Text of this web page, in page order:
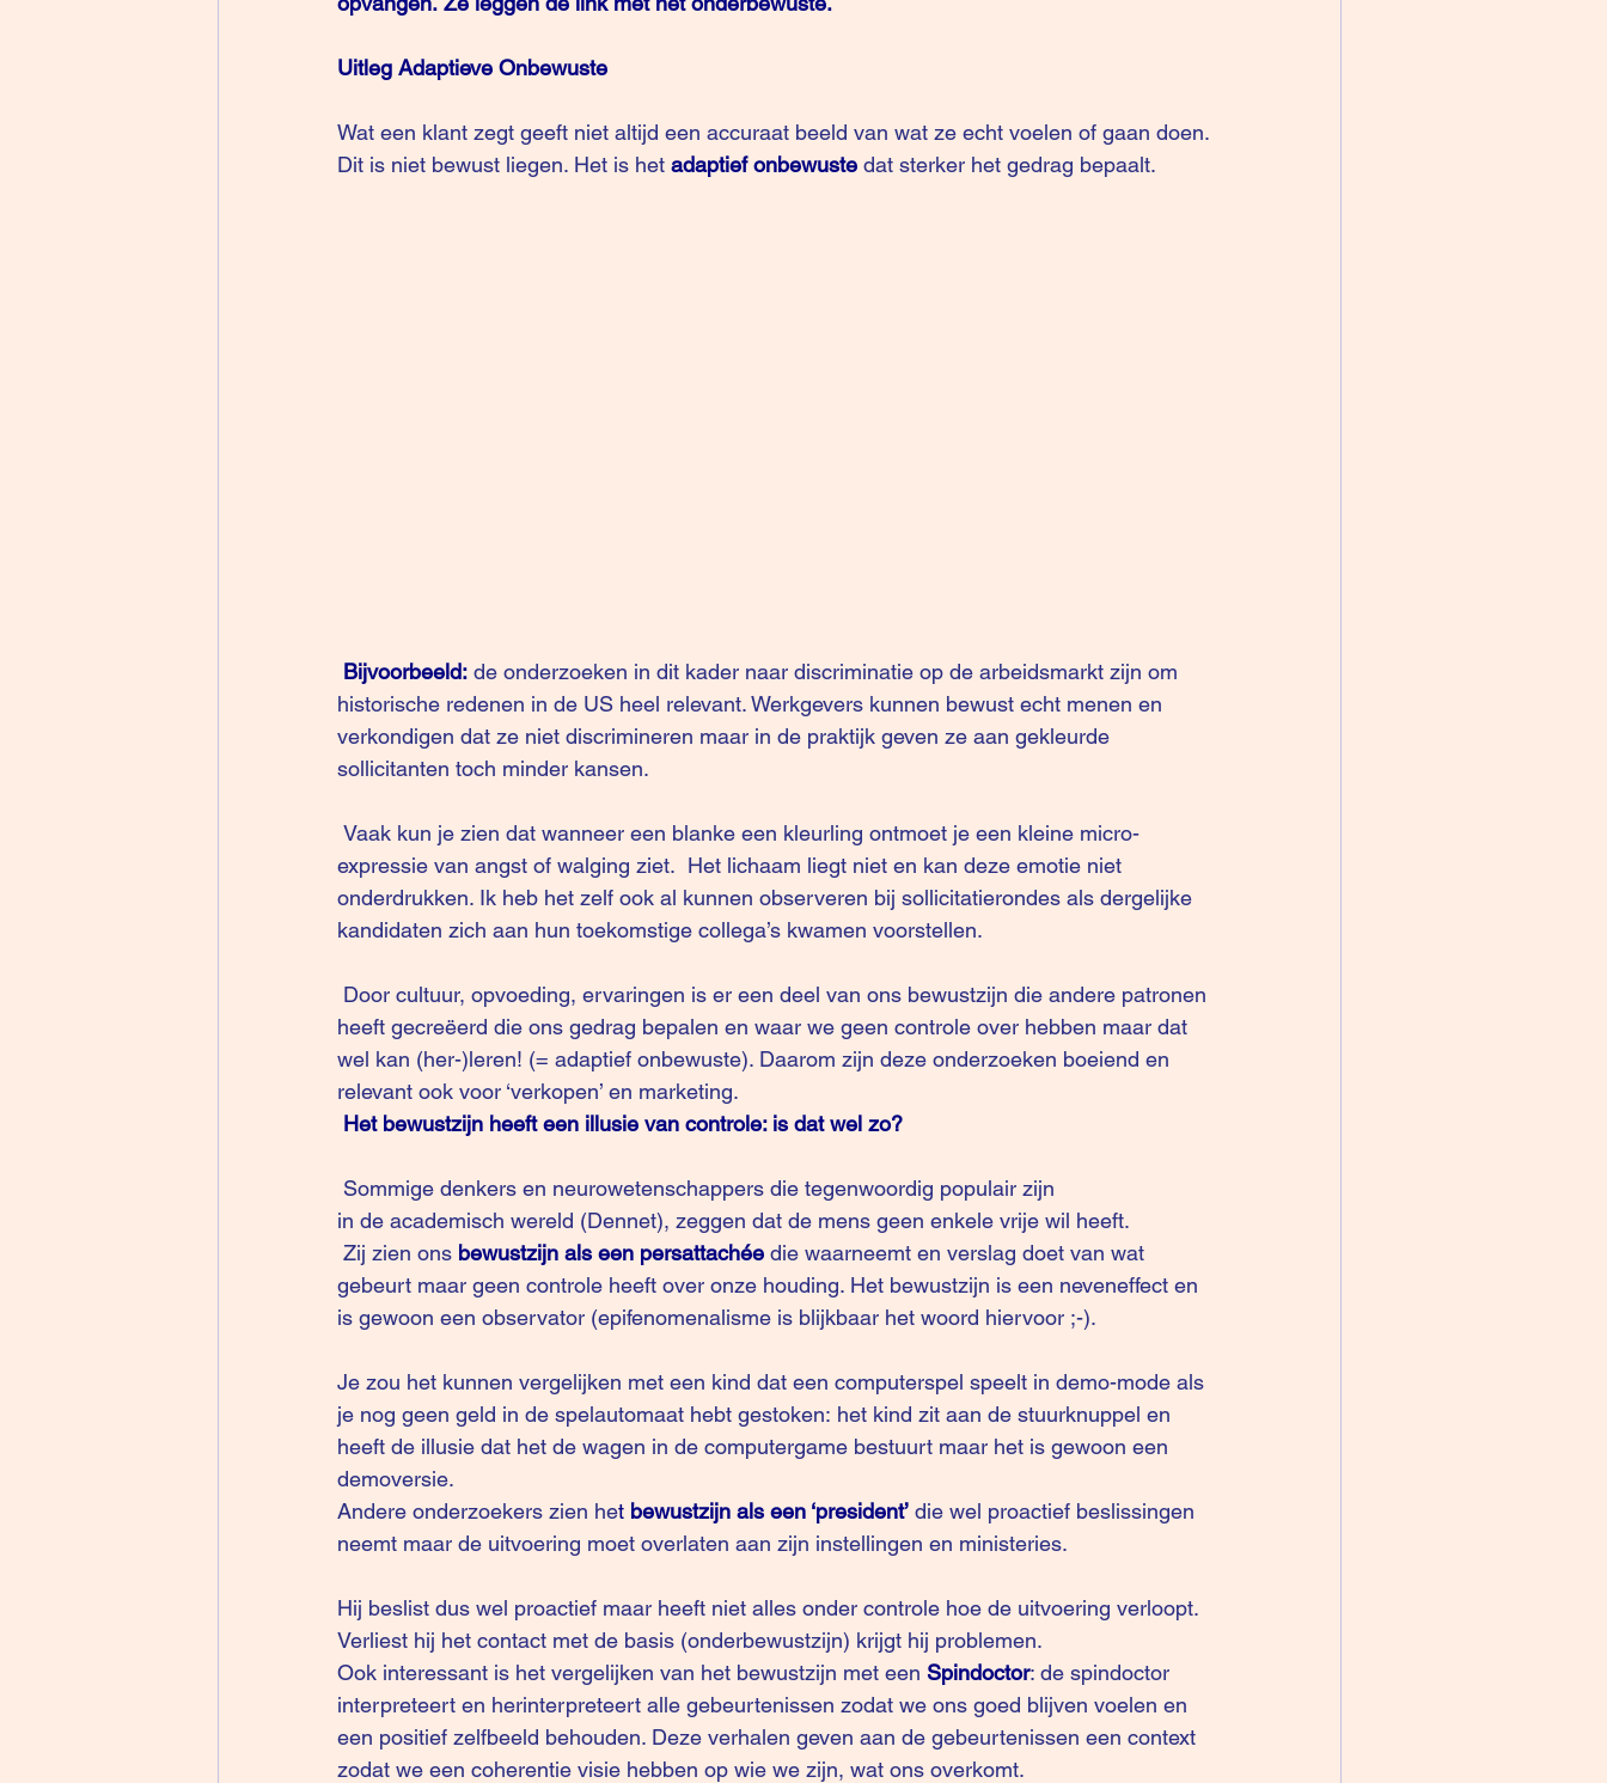
Uitleg Adaptieve Onbewuste
Wat een klant zegt geeft niet altijd een accuraat beeld van wat ze echt voelen of gaan doen.
Dit is niet bewust liegen. Het is het adaptief onbewuste dat sterker het gedrag bepaalt.
Bijvoorbeeld: de onderzoeken in dit kader naar discriminatie op de arbeidsmarkt zijn om
historische redenen in de US heel relevant. Werkgevers kunnen bewust echt menen en
verkondigen dat ze niet discrimineren maar in de praktijk geven ze aan gekleurde
sollicitanten toch minder kansen.
expressie van angst of walging ziet.  Het lichaam liegt niet en kan deze emotie niet
onderdrukken. Ik heb het zelf ook al kunnen observeren bij sollicitatierondes als dergelijke
kandidaten zich aan hun toekomstige collega’s kwamen voorstellen.
heeft gecreëerd die ons gedrag bepalen en waar we geen controle over hebben maar dat
wel kan (her-)leren! (= adaptief onbewuste). Daarom zijn deze onderzoeken boeiend en
relevant ook voor ‘verkopen’ en marketing.
Het bewustzijn heeft een illusie van controle: is dat wel zo?
in de academisch wereld (Dennet), zeggen dat de mens geen enkele vrije wil heeft.
Zij zien ons bewustzijn als een persattachée die waarneemt en verslag doet van wat
gebeurt maar geen controle heeft over onze houding. Het bewustzijn is een neveneffect en
is gewoon een observator (epifenomenalisme is blijkbaar het woord hiervoor ;-).
Je zou het kunnen vergelijken met een kind dat een computerspel speelt in demo-mode als
je nog geen geld in de spelautomaat hebt gestoken: het kind zit aan de stuurknuppel en
heeft de illusie dat het de wagen in de computergame bestuurt maar het is gewoon een
demoversie.
Andere onderzoekers zien het bewustzijn als een ‘president’ die wel proactief beslissingen
neemt maar de uitvoering moet overlaten aan zijn instellingen en ministeries.
Hij beslist dus wel proactief maar heeft niet alles onder controle hoe de uitvoering verloopt.
Verliest hij het contact met de basis (onderbewustzijn) krijgt hij problemen.
Ook interessant is het vergelijken van het bewustzijn met een Spindoctor: de spindoctor
interpreteert en herinterpreteert alle gebeurtenissen zodat we ons goed blijven voelen en
een positief zelfbeeld behouden. Deze verhalen geven aan de gebeurtenissen een context
zodat we een coherentie visie hebben op wie we zijn, wat ons overkomt.